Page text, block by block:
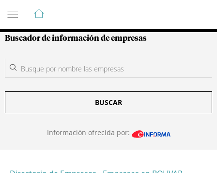
Guía de Empresas Colombianas
Buscador de información de empresas
BUSCAR
Información ofrecida por: